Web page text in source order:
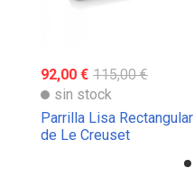
92,00 € 115,00 €
sin stock
Parrilla Lisa Rectangular
de Le Creuset